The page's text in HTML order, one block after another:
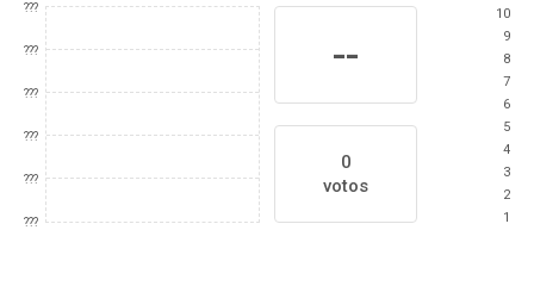
???
???
???
???
???
???
--
0
votos
10
9
8
7
6
5
4
3
2
1